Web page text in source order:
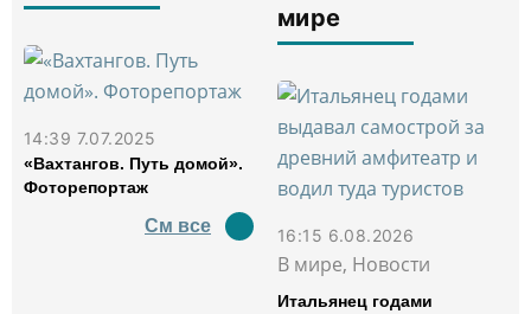
14:39 7.07.2025
«Вахтангов. Путь домой».
Фоторепортаж
См все
мире
16:15 6.08.2026
В мире, Новости
Итальянец годами